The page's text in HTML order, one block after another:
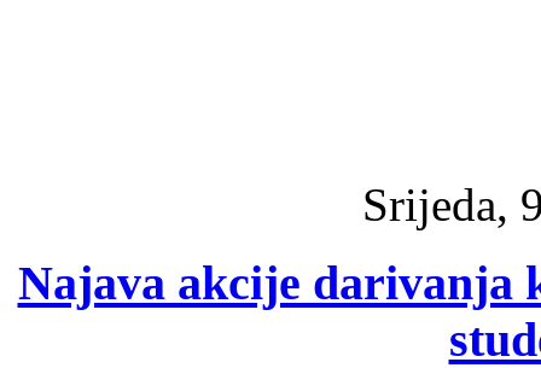
Srijeda,
Najava akcije darivanja